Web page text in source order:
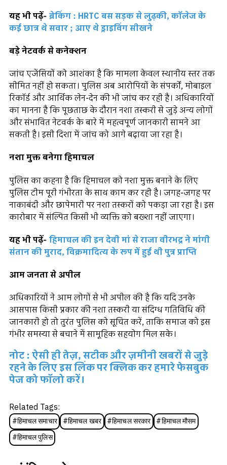
यह भी पढ़ें- ब्रेकिंग : HRTC बस सड़क से लुढ़की, कॉलेज के
कई छात्र थे सवार ; आए थे ड्राइविंग सीखने
बड़े नेटवर्क से कनेक्शन
जांच एजेंसियों को आशंका है कि मामला केवल स्थानीय स्तर तक
सीमित नहीं हो सकता। पुलिस अब आरोपियों के संपर्कों, मोबाइल
रिकॉर्ड और आर्थिक लेन-देन की भी जांच कर रही है। अधिकारियों
का मानना है कि पूछताछ के दौरान नशा तस्करी से जुड़े अन्य लोगों
और संभावित नेटवर्क के बारे में महत्वपूर्ण जानकारी सामने आ
सकती है। इसी दिशा में जांच को आगे बढ़ाया जा रहा है।
नशा मुक्त बनेगा हिमाचल
पुलिस का कहना है कि हिमाचल को नशा मुक्त बनाने के लिए
पुलिस टीम पूरी गंभीरता के साथ काम कर रही है। जगह-जगह पर
नाकाबंदी और छापेमारी पर नशा तस्करों को पकड़ा जा रहा है। इस
कारोबार में संल्पित किसी भी व्यक्ति को बख्शा नहीं जाएगा।
यह भी पढ़ें- हिमाचल की इन देवी मां से राजा वीरभद्र ने मांगी
संतान की मुराद, विक्रमादित्य के रूप में हुई थी पुत्र प्राप्ति
आम जनता से अपील
अधिकारियों ने आम लोगों से भी अपील की है कि यदि उनके
आसपास किसी प्रकार की नशा तस्करी या संदिग्ध गतिविधि की
जानकारी हो तो तुरंत पुलिस को सूचित करें, ताकि समाज को इस
गंभीर समस्या से बचाने में सामूहिक सहयोग मिल सके।
नोट : ऐसी ही तेज़, सटीक और ज़मीनी खबरों से जुड़े
रहने के लिए इस लिंक पर क्लिक कर हमारे फेसबुक
पेज को फॉलो करें।
Related Tags:
#हिमाचल समाचार #हिमाचल खबर #हिमाचल सरकार #हिमाचल मौसम
#हिमाचल पुलिस